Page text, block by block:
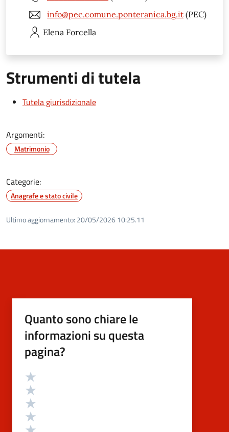
info@pec.comune.ponteranica.bg.it (PEC)
Elena Forcella
Strumenti di tutela
Tutela giurisdizionale
Argomenti:
Matrimonio
Categorie:
Anagrafe e stato civile
Ultimo aggiornamento: 20/05/2026 10:25.11
Quanto sono chiare le
informazioni su questa
pagina?
Valutazione